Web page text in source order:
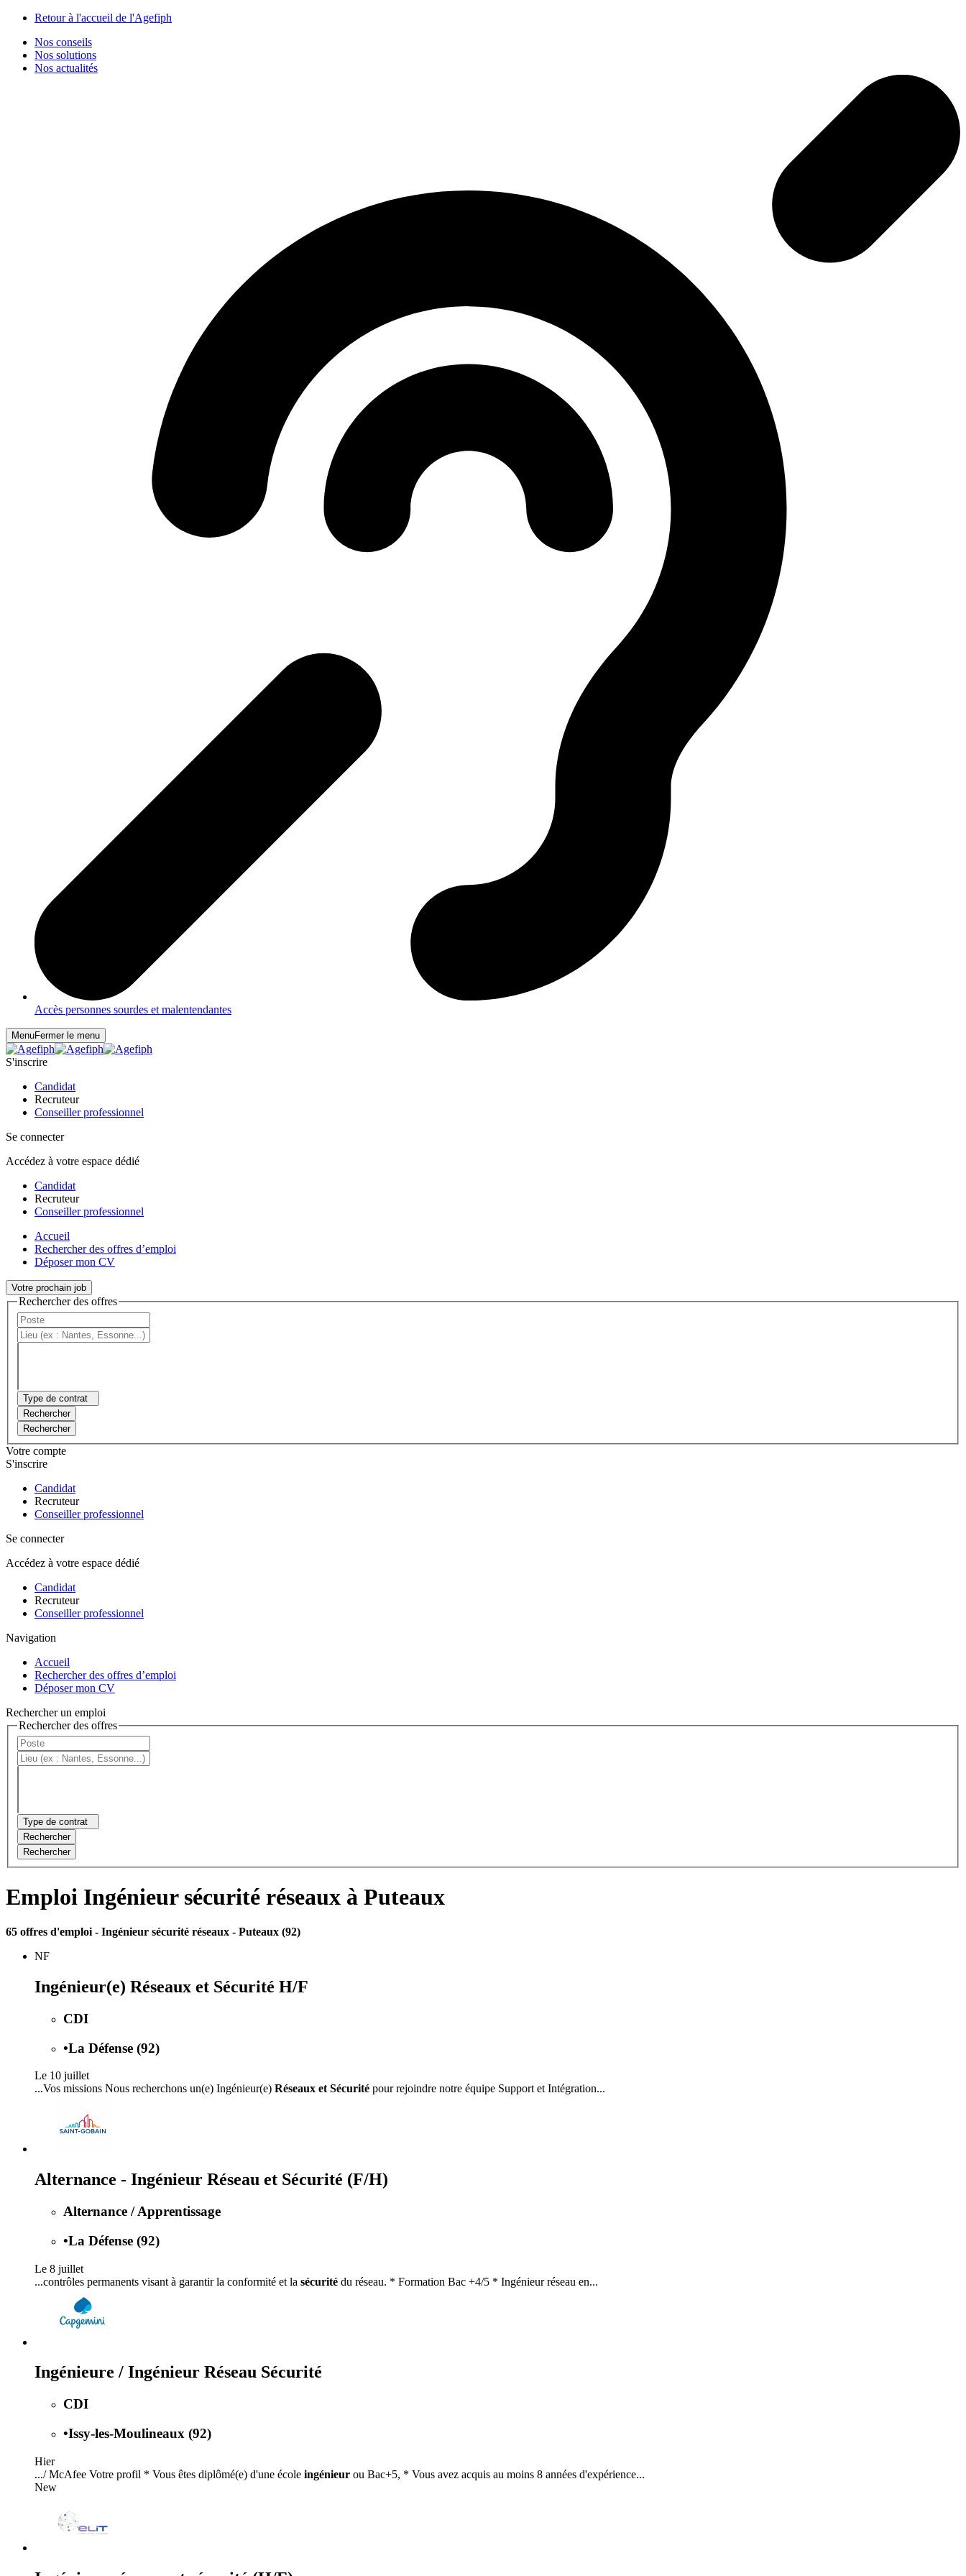
Retour à l'accueil de l'Agefiph
Nos conseils
Nos solutions
Nos actualités
Accès personnes sourdes et malentendantes
MenuFermer le menu
S'inscrire
Candidat
Recruteur
Conseiller professionnel
Se connecter
Accédez à votre espace dédié
Candidat
Recruteur
Conseiller professionnel
Accueil
Rechercher des offres d’emploi
Déposer mon CV
Votre prochain job
Rechercher des offres
Type de contrat
Rechercher
Rechercher
Votre compte
S'inscrire
Candidat
Recruteur
Conseiller professionnel
Se connecter
Accédez à votre espace dédié
Candidat
Recruteur
Conseiller professionnel
Navigation
Accueil
Rechercher des offres d’emploi
Déposer mon CV
Rechercher un emploi
Rechercher des offres
Type de contrat
Rechercher
Rechercher
Emploi Ingénieur sécurité réseaux à Puteaux
65 offres d'emploi - Ingénieur sécurité réseaux - Puteaux (92)
NF
Ingénieur(e) Réseaux et Sécurité H/F
CDI
•La Défense (92)
Le 10 juillet
...Vos missions Nous recherchons un(e) Ingénieur(e) Réseaux et Sécurité pour rejoindre notre équipe Support et Intégration...
Alternance - Ingénieur Réseau et Sécurité (F/H)
Alternance / Apprentissage
•La Défense (92)
Le 8 juillet
...contrôles permanents visant à garantir la conformité et la sécurité du réseau. * Formation Bac +4/5 * Ingénieur réseau en...
Ingénieure / Ingénieur Réseau Sécurité
CDI
•Issy-les-Moulineaux (92)
Hier
.../ McAfee Votre profil * Vous êtes diplômé(e) d'une école ingénieur ou Bac+5, * Vous avez acquis au moins 8 années d'expérience...
New